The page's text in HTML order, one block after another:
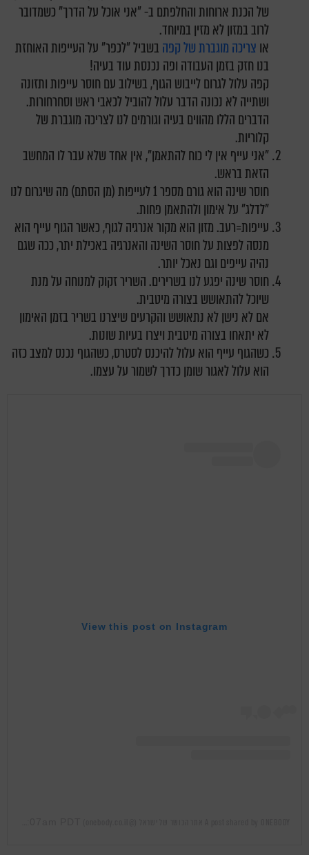
של הכנת ארוחות והחלפתם ב- "אני אוכל על הדרך" כשמדובר
לרוב במזון לא מזין במיוחד.
או צריכה מוגברת של קפה בשביל "לכפר" על העייפות האוחזת
בנו חזק בזמן העבודה ופה נכנסת עוד בעיה!
קפה עלול לגרום לייבוש הגוף, בשילוב עם חוסר עייפות ותזונה
ושתייה לא נכונה הדבר עלול להוביל לכאבי ראש וסחרחורות.
הדברים הללו מהווים בעיה וגורמים לנו לצריכה מוגברת של
קלוריות.
"אני עייף אין לי כוח להתאמן", אין אחד שלא עבר לו המחשב
הזאת בראש.
חוסר שינה הוא גורם מספר 1 לעייפות (מן הסתם) מה שיגרום לנו
"לדלג" על אימון ולהתאמן פחות.
עייפות=רעב. מזון הוא מקור אנרגיה לגוף, כאשר הגוף עייף הוא
מנסה לפצות על חוסר השינה והאנרגיה באכילת יתר, ככה שגם
נהיה עייפים וגם נאכל יותר.
חוסר שינה יפגע לנו בשרירים. השריר זקוק למנוחה על מנת
שיוכל להתאושש בצורה מיטבית.
אם לא נישן לא נתאושש והקרעים שיצרנו בשריר בזמן האימון
לא יתאחו בצורה מיטבית ויצרו בעיות שונות.
כשהגוף עייף הוא עלול להיכנס לסטרס, כשהגוף נכנס למצב כזה
הוא עלול לאגור שומן כדרך לשמור על עצמו.
View this post on Instagram